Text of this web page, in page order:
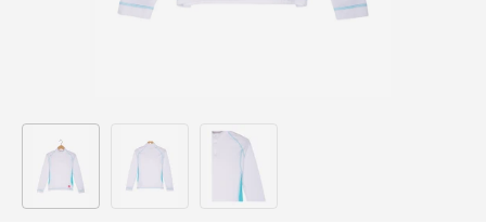
Bild 1 in Galerieansicht laden